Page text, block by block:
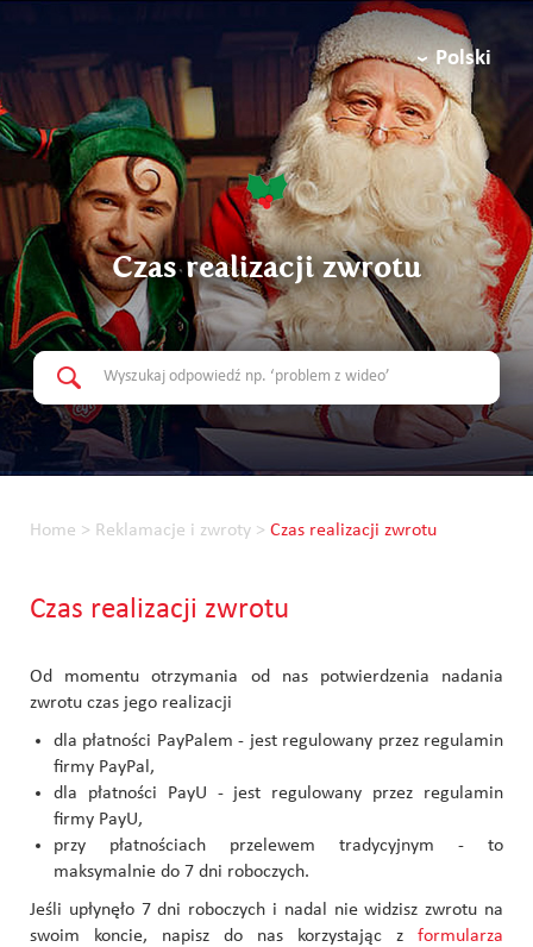
Polski
Czas realizacji zwrotu
Home > Reklamacje i zwroty > Czas realizacji zwrotu
Czas realizacji zwrotu
Od momentu otrzymania od nas potwierdzenia nadania
zwrotu czas jego realizacji
dla płatności PayPalem - jest regulowany przez regulamin
firmy PayPal,
dla płatności PayU - jest regulowany przez regulamin
firmy PayU,
przy płatnościach przelewem tradycyjnym - to
maksymalnie do 7 dni roboczych.
Jeśli upłynęło 7 dni roboczych i nadal nie widzisz zwrotu na
swoim koncie, napisz do nas korzystając z formularza